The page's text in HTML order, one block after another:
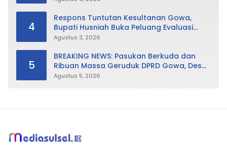
4
Respons Tuntutan Kesultanan Gowa,
Bupati Husniah Buka Peluang Evaluasi
Perda LAD: Bisa Direvisi Bahkan Diganti
Agustus 3, 2026
5
BREAKING NEWS: Pasukan Berkuda dan
Ribuan Massa Geruduk DPRD Gowa, Desak
Cabut Perda LAD
Agustus 5, 2026